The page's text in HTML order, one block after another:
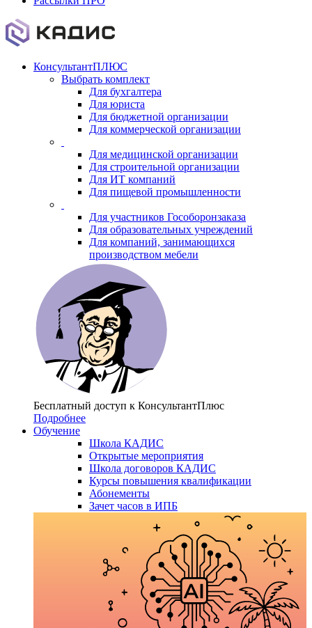
КонсультантПЛЮС
Выбрать комплект
Для бухгалтера
Для юриста
Для бюджетной организации
Для коммерческой организации
Для медицинской организации
Для строительной организации
Для ИТ компаний
Для пищевой промышленности
Для участников Гособоронзаказа
Для образовательных учреждений
Для компаний, занимающихся
производством мебели
Бесплатный доступ к КонсультантПлюс
Подробнее
Обучение
Школа КАДИС
Открытые мероприятия
Школа договоров КАДИС
Курсы повышения квалификации
Абонементы
Зачет часов в ИПБ